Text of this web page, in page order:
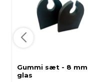
Gummi sæt - 8 mm
glas